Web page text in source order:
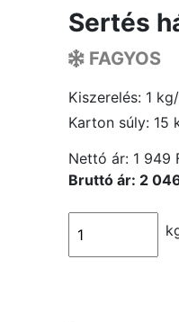
Sertés
FAGYOS
Kiszerelés: 1
Karton súly: 15
Nettó ár: 1 949
Bruttó ár: 2